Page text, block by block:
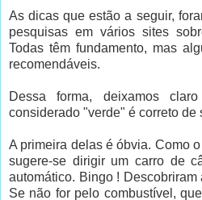
As dicas que estão a seguir,
pesquisas em vários sites
Todas têm fundamento, mas
recomendáveis.
Dessa forma, deixamos
considerado "verde" é correto de
A primeira delas é óbvia. Como
sugere-se dirigir um carro de
automático. Bingo ! Descobriram
Se não for pelo combustível,